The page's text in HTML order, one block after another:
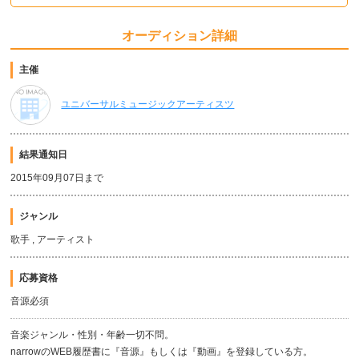
オーディション詳細
主催
ユニバーサルミュージックアーティスツ
結果通知日
2015年09月07日まで
ジャンル
歌手 , アーティスト
応募資格
音源必須
音楽ジャンル・性別・年齢一切不問。
narrowのWEB履歴書に『音源』もしくは『動画』を登録している方。